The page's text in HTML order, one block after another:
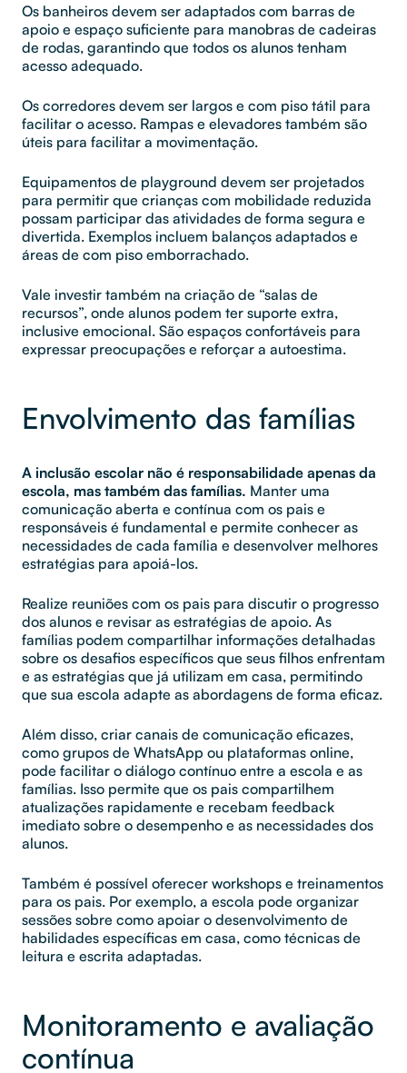
Os banheiros devem ser adaptados com barras de
apoio e espaço suficiente para manobras de cadeiras
de rodas, garantindo que todos os alunos tenham
acesso adequado.
Os corredores devem ser largos e com piso tátil para
facilitar o acesso. Rampas e elevadores também são
úteis para facilitar a movimentação.
Equipamentos de playground devem ser projetados
para permitir que crianças com mobilidade reduzida
possam participar das atividades de forma segura e
divertida. Exemplos incluem balanços adaptados e
áreas de com piso emborrachado.
Vale investir também na criação de “salas de
recursos”, onde alunos podem ter suporte extra,
inclusive emocional. São espaços confortáveis para
expressar preocupações e reforçar a autoestima.
Envolvimento das famílias
A inclusão escolar não é responsabilidade apenas da
escola, mas também das famílias. Manter uma
comunicação aberta e contínua com os pais e
responsáveis é fundamental e permite conhecer as
necessidades de cada família e desenvolver melhores
estratégias para apoiá-los.
Realize reuniões com os pais para discutir o progresso
dos alunos e revisar as estratégias de apoio. As
famílias podem compartilhar informações detalhadas
sobre os desafios específicos que seus filhos enfrentam
e as estratégias que já utilizam em casa, permitindo
que sua escola adapte as abordagens de forma eficaz.
Além disso, criar canais de comunicação eficazes,
como grupos de WhatsApp ou plataformas online,
pode facilitar o diálogo contínuo entre a escola e as
famílias. Isso permite que os pais compartilhem
atualizações rapidamente e recebam feedback
imediato sobre o desempenho e as necessidades dos
alunos.
Também é possível oferecer workshops e treinamentos
para os pais. Por exemplo, a escola pode organizar
sessões sobre como apoiar o desenvolvimento de
habilidades específicas em casa, como técnicas de
leitura e escrita adaptadas.
Monitoramento e avaliação
contínua